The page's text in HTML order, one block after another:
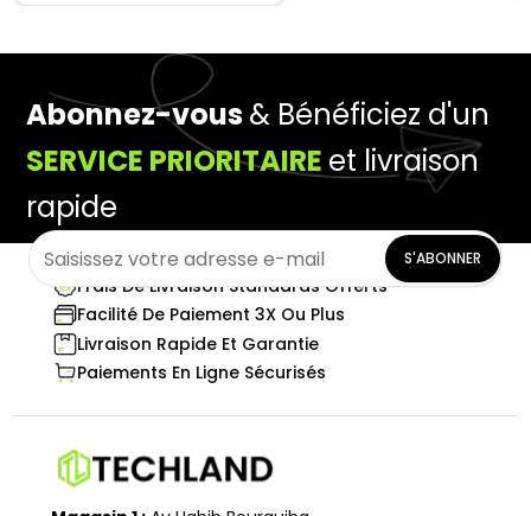
Abonnez-vous& Bénéficiez d'un
SERVICE PRIORITAIRE et livraison
rapide
S'ABONNER
Frais De Livraison Standards Offerts
Facilité De Paiement 3X Ou Plus
Livraison Rapide Et Garantie
Paiements En Ligne Sécurisés